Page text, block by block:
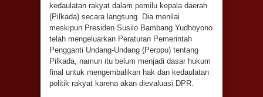
kedaulatan rakyat dalam pemilu kepala daerah
(Pilkada) secara langsung. Dia menilai
meskipun Presiden Susilo Bambang Yudhoyono
telah mengeluarkan Peraturan Pemerintah
Pengganti Undang-Undang (Perppu) tentang
Pilkada, namun itu belum menjadi dasar hukum
final untuk mengembalikan hak dan kedaulatan
politik rakyat karena akan dievaluasi DPR.